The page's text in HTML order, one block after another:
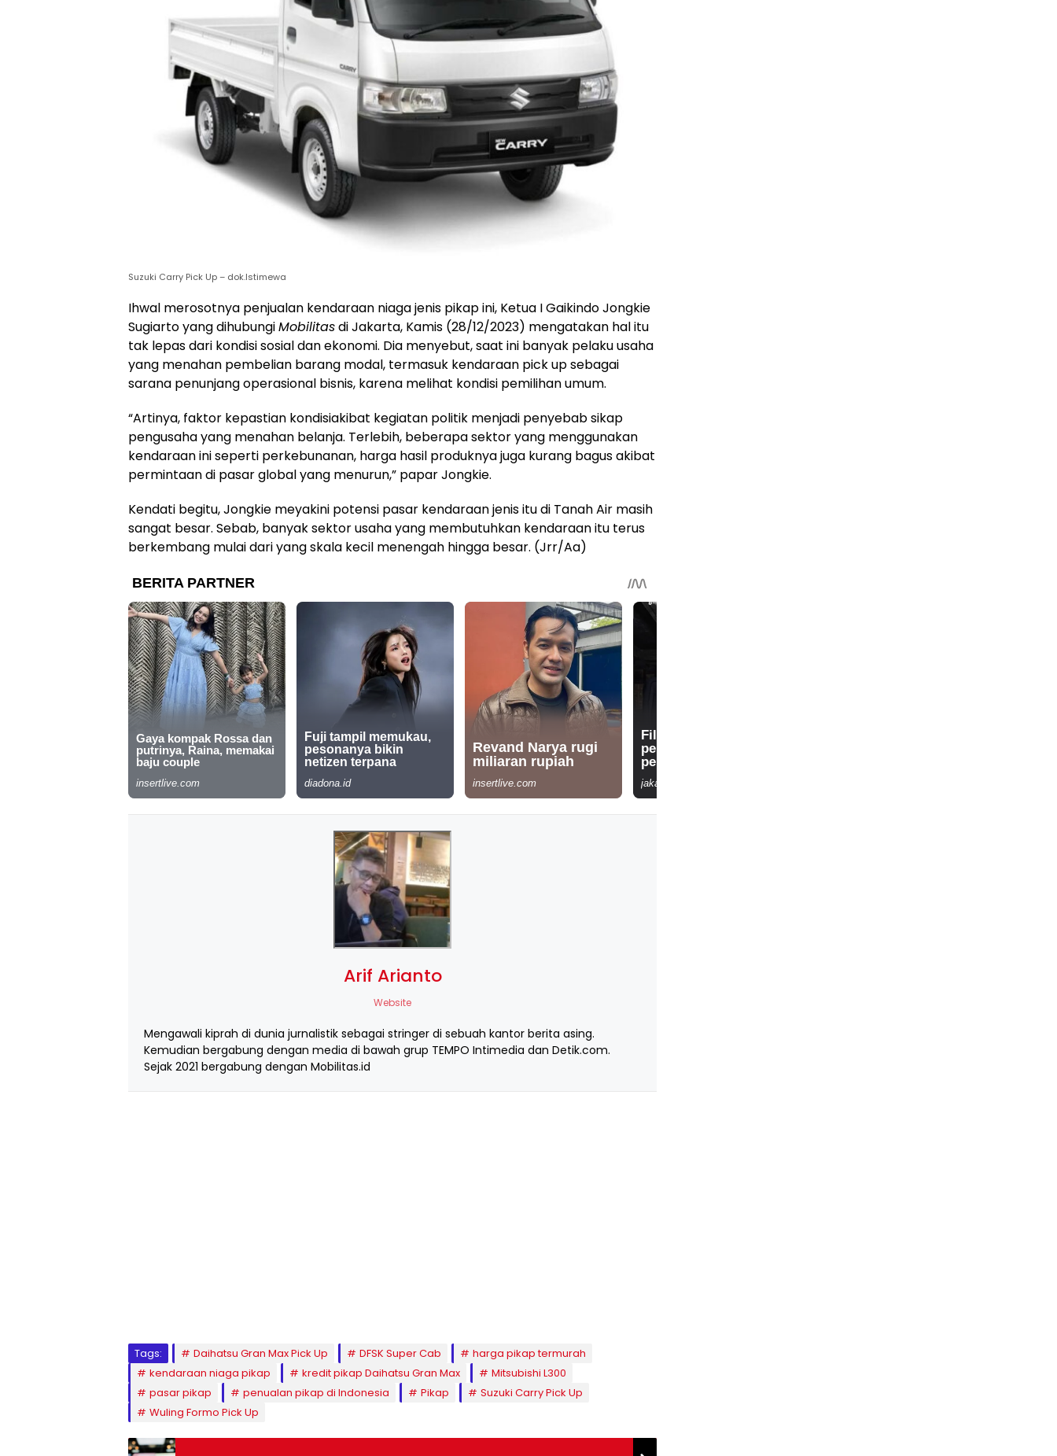
Suzuki Carry Pick Up – dok.Istimewa
Ihwal merosotnya penjualan kendaraan niaga jenis pikap ini, Ketua I Gaikindo Jongkie
Sugiarto yang dihubungiMobilitasdi Jakarta, Kamis (28/12/2023) mengatakan hal itu
tak lepas dari kondisi sosial dan ekonomi. Dia menyebut, saat ini banyak pelaku usaha
yang menahan pembelian barang modal, termasuk kendaraan pick up sebagai
sarana penunjang operasional bisnis, karena melihat kondisi pemilihan umum.
“Artinya, faktor kepastian kondisiakibat kegiatan politik menjadi penyebab sikap
pengusaha yang menahan belanja. Terlebih, beberapa sektor yang menggunakan
kendaraan ini seperti perkebunanan, harga hasil produknya juga kurang bagus akibat
permintaan di pasar global yang menurun,” papar Jongkie.
Kendati begitu, Jongkie meyakini potensi pasar kendaraan jenis itu di Tanah Air masih
sangat besar. Sebab, banyak sektor usaha yang membutuhkan kendaraan itu terus
berkembang mulai dari yang skala kecil menengah hingga besar. (Jrr/Aa)
Arif Arianto
Website
Mengawali kiprah di dunia jurnalistik sebagai stringer di sebuah kantor berita asing.
Kemudian bergabung dengan media di bawah grup TEMPO Intimedia dan Detik.com.
Sejak 2021 bergabung dengan Mobilitas.id
Tags: Daihatsu Gran Max Pick Up DFSK Super Cab
harga pikap termurah
kendaraan niaga pikap
kredit pikap Daihatsu Gran Max
Mitsubishi L300
pasar pikap
penualan pikap di Indonesia Pikap
Suzuki Carry Pick Up
Wuling Formo Pick Up